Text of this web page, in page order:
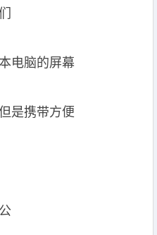
电脑的屏幕
是携带方便